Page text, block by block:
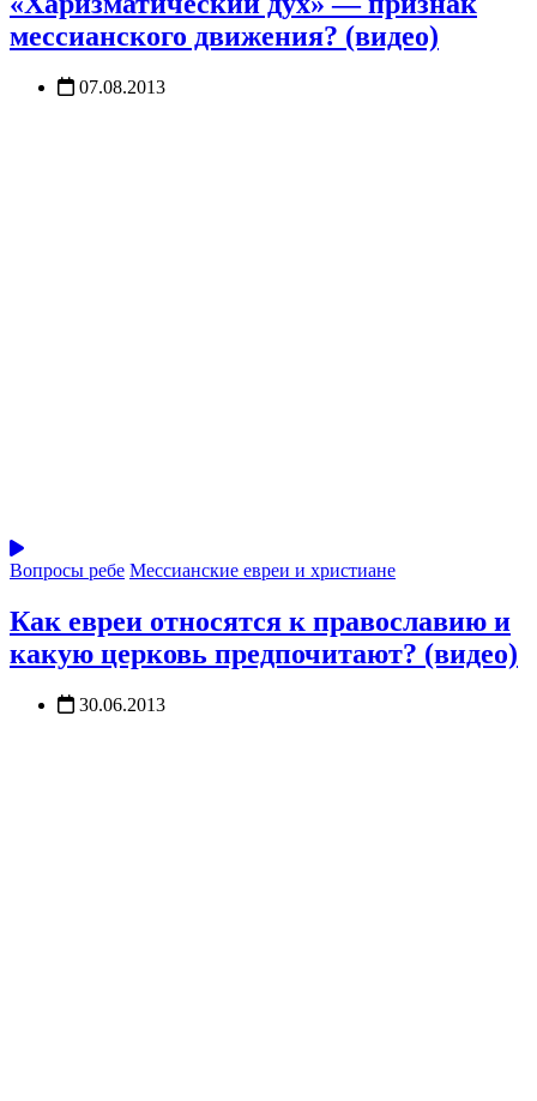
мессианского движения? (видео)
07.08.2013
Вопросы ребе Мессианские евреи и христиане
Как евреи относятся к православию и
какую церковь предпочитают? (видео)
30.06.2013